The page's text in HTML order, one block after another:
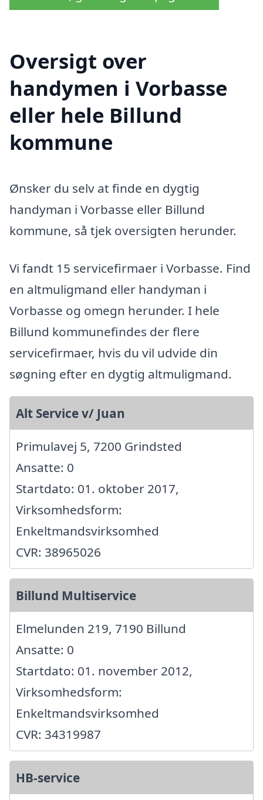
Oversigt over
handymen i Vorbasse
eller hele Billund
kommune
Ønsker du selv at finde en dygtig
handyman i Vorbasse eller Billund
kommune, så tjek oversigten herunder.
Vi fandt 15 servicefirmaer i Vorbasse. Find
en altmuligmand eller handyman i
Vorbasse og omegn herunder. I hele
Billund kommunefindes der flere
servicefirmaer, hvis du vil udvide din
søgning efter en dygtig altmuligmand.
Alt Service v/ Juan
Primulavej 5, 7200 Grindsted
Ansatte: 0
Startdato: 01. oktober 2017,
Virksomhedsform:
Enkeltmandsvirksomhed
CVR: 38965026
Billund Multiservice
Elmelunden 219, 7190 Billund
Ansatte: 0
Startdato: 01. november 2012,
Virksomhedsform:
Enkeltmandsvirksomhed
CVR: 34319987
HB-service